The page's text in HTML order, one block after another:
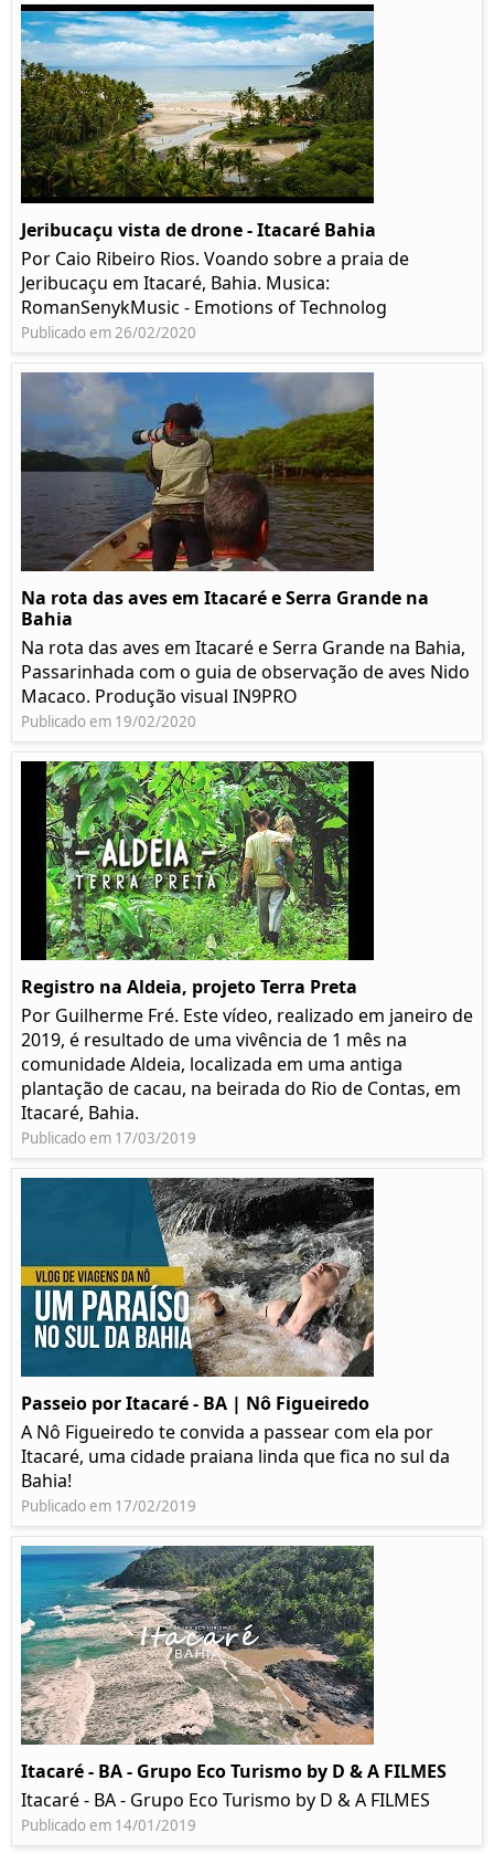
Jeribucaçu vista de drone - Itacaré Bahia
Por Caio Ribeiro Rios. Voando sobre a praia de
Jeribucaçu em Itacaré, Bahia. Musica:
RomanSenykMusic - Emotions of Technolog
Publicado em 26/02/2020
Na rota das aves em Itacaré e Serra Grande na
Bahia
Na rota das aves em Itacaré e Serra Grande na Bahia,
Passarinhada com o guia de observação de aves Nido
Macaco. Produção visual IN9PRO
Publicado em 19/02/2020
Registro na Aldeia, projeto Terra Preta
Por Guilherme Fré. Este vídeo, realizado em janeiro de
2019, é resultado de uma vivência de 1 mês na
comunidade Aldeia, localizada em uma antiga
plantação de cacau, na beirada do Rio de Contas, em
Itacaré, Bahia.
Publicado em 17/03/2019
Passeio por Itacaré - BA | Nô Figueiredo
A Nô Figueiredo te convida a passear com ela por
Itacaré, uma cidade praiana linda que fica no sul da
Bahia!
Publicado em 17/02/2019
Itacaré - BA - Grupo Eco Turismo by D & A FILMES
Itacaré - BA - Grupo Eco Turismo by D & A FILMES
Publicado em 14/01/2019